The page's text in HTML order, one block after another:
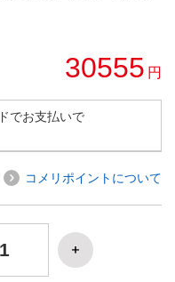
30555 円
でお支払いで
コメリポイントについて